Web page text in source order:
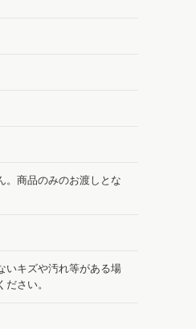
。商品のみのお渡しとな
いキズや汚れ等がある場
さい。